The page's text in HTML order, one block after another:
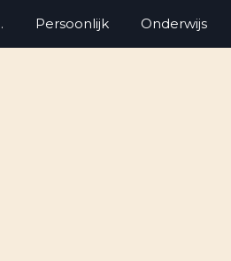
Persoonlijk Onderwijs